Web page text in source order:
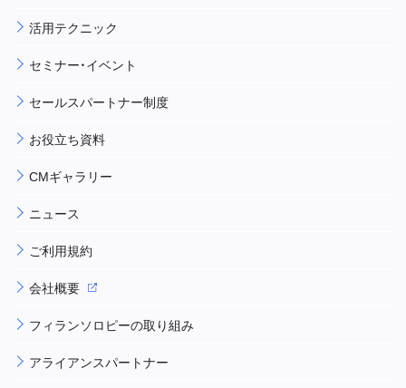
活用テクニック
セミナー・イベント
セールスパートナー制度
お役立ち資料
CMギャラリー
ニュース
ご利用規約
会社概要
フィランソロピーの取り組み
アライアンスパートナー